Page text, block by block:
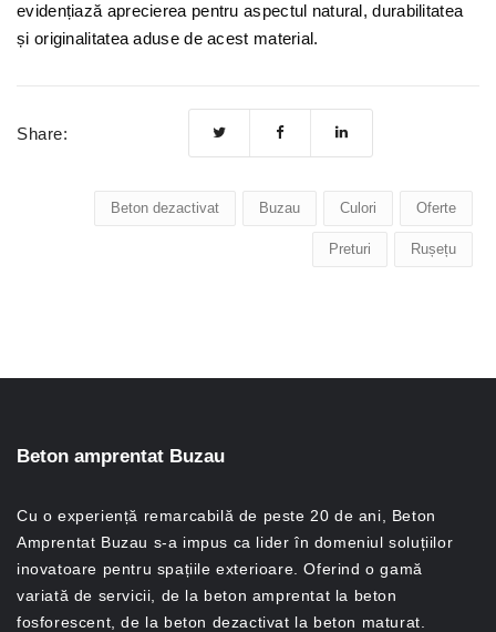
evidențiază aprecierea pentru aspectul natural, durabilitatea
și originalitatea aduse de acest material.
Share:
Beton dezactivat Buzau Culori Oferte
Preturi Rușețu
Beton amprentat Buzau
Cu o experiență remarcabilă de peste 20 de ani, Beton
Amprentat Buzau s-a impus ca lider în domeniul soluțiilor
inovatoare pentru spațiile exterioare. Oferind o gamă
variată de servicii, de la beton amprentat la beton
fosforescent, de la beton dezactivat la beton maturat.